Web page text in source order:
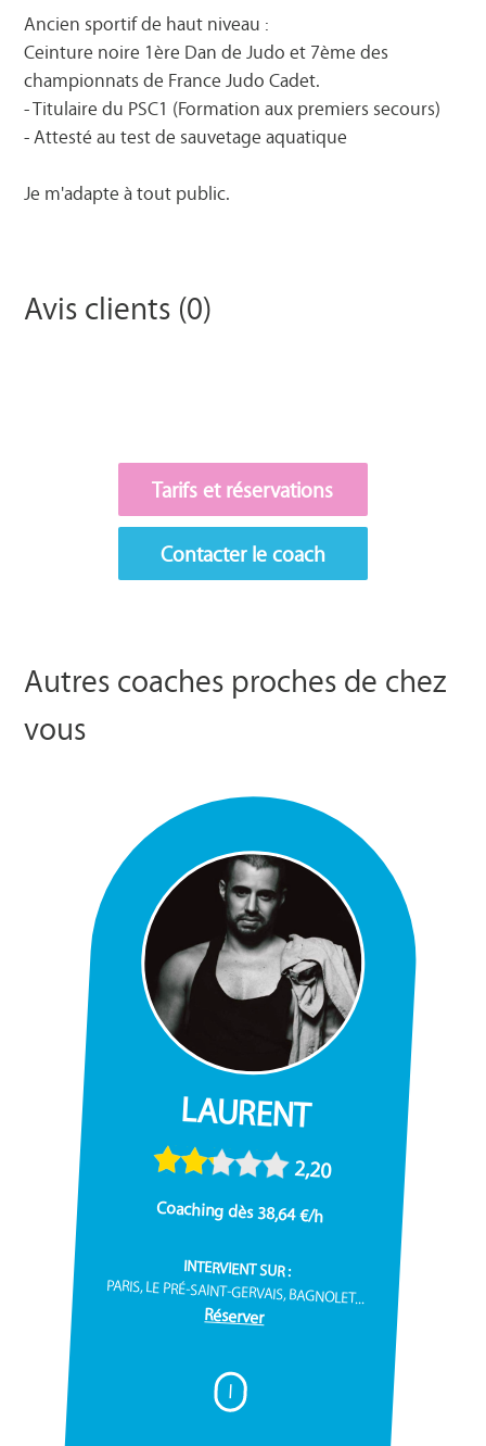
Ancien sportif de haut niveau :
Ceinture noire 1ère Dan de Judo et 7ème des
championnats de France Judo Cadet.
- Titulaire du PSC1 (Formation aux premiers secours)
- Attesté au test de sauvetage aquatique
Je m'adapte à tout public.
Avis clients (0)
Tarifs et réservations
Contacter le coach
Autres coaches proches de chez
vous
LAURENT
2,20
Coaching dès 38,64 €/h
INTERVIENT SUR :
PARIS, LE PRÉ-SAINT-GERVAIS, BAGNOLET...
Réserver
I